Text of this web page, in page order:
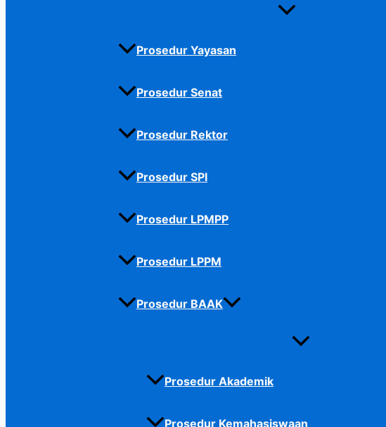
Prosedur Yayasan
Prosedur Senat
Prosedur Rektor
Prosedur SPI
Prosedur LPMPP
Prosedur LPPM
Prosedur BAAK
Prosedur Akademik
Prosedur Kemahasiswaan